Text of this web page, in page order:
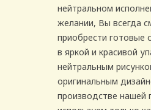
нейтральном
желании, Вы всегда
приобрести готовые
в яркой и красивой
нейтральным
оригинальным
производстве нашей